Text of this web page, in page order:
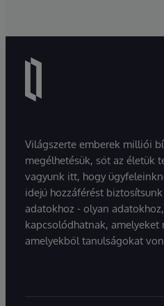
Világszerte emberek milliói
megélhetésük, sőt az életük
vagyunk itt, hogy
idejű hozzáférést
adatokhoz - olyan
kapcsolódhatnak, amelyeket
amelyekből tanulságokat